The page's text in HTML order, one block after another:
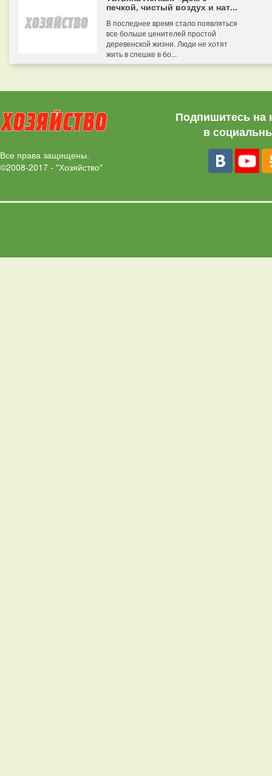
печкой, чистый воздух и нат...
В последнее время стало появляться
все больше ценителей простой
деревенской жизни. Люди не хотят
жить в спешке в бо...
Все права защищены.
©2008-2017 - "Хозяйство"
Подпишитесь на
в